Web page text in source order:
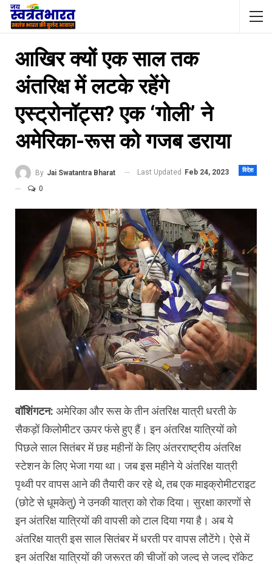
आखिर क्यों एक साल तक
अंतरिक्ष में लटके रहेंगे
एस्ट्रोनॉट्स? एक ‘गोली’ ने
अमेरिका-रूस को गजब डराया
विदेश
By Jai Swatantra Bharat Last Updated
Feb 24, 2023
0
वॉशिंगटन: अमेरिका और रूस के तीन अंतरिक्ष यात्री धरती के
सैकड़ों किलोमीटर ऊपर फंसे हुए हैं। इन अंतरिक्ष यात्रियों को
पिछले साल सितंबर में छह महीनों के लिए अंतरराष्ट्रीय अंतरिक्ष
स्टेशन के लिए भेजा गया था। जब इस महीने ये अंतरिक्ष यात्री
पृथ्वी पर वापस आने की तैयारी कर रहे थे, तब एक माइक्रोमीटराइट
(छोटे से धूमकेतु) ने उनकी यात्रा को रोक दिया। सुरक्षा कारणों से
इन अंतरिक्ष यात्रियों की वापसी को टाल दिया गया है। अब ये
अंतरिक्ष यात्री इस साल सितंबर में धरती पर वापस लौटेंगे। ऐसे में
इन अंतरिक्ष यात्रियों की जरूरत की चीजों को जल्द से जल्द रॉकेट